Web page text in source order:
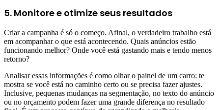
5. Monitore e otimize seus resultados
Criar a campanha é só o começo. Afinal, o verdadeiro trabalho está
em acompanhar o que está acontecendo. Quais anúncios estão
funcionando melhor? Onde você está gastando mais e tendo menos
retorno?
Analisar essas informações é como olhar o painel de um carro: te
mostra se você está no caminho certo ou se precisa fazer ajustes.
Inclusive, pequenas mudanças na segmentação, no texto do anúncio
ou no orçamento podem fazer uma grande diferença no resultado